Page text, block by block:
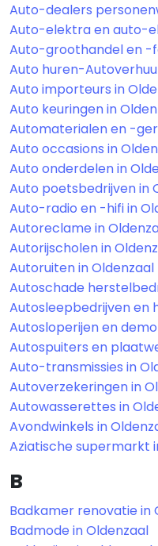
Auto-dealers
Auto-elektra en auto-
Auto-groothandel en -
Auto huren-
Auto importeurs in
Auto keuringen in
Automaterialen en -
Auto occasions in
Auto onderdelen in
Auto poetsbedrijven in
Auto-radio en -hifi in
Autoreclame in
Autorijscholen in
Autoruiten in Oldenzaal
Autoschade
Autosleepbedrijven en
Autosloperijen en
Autospuiters en
Auto-transmissies in
Autoverzekeringen in
Autowasserettes in
Avondwinkels in
Aziatische supermarkt
B
Badkamer renovatie in
Badmode in Oldenzaal